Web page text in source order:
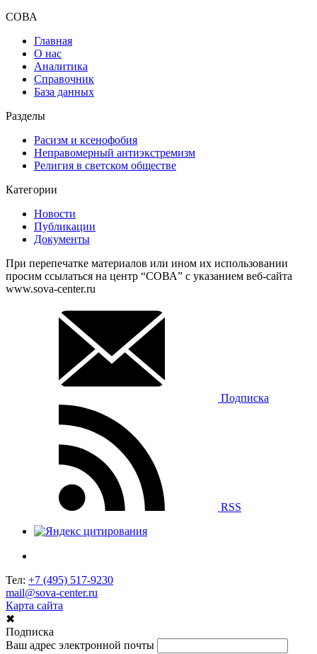
СОВА
Главная
О нас
Аналитика
Справочник
База данных
Разделы
Расизм и ксенофобия
Неправомерный антиэкстремизм
Религия в светском обществе
Категории
Новости
Публикации
Документы
При перепечатке материалов или ином их использовании
просим ссылаться на центр “СОВА” с указанием веб-сайта
www.sova-center.ru
Подписка
RSS
Тел: +7 (495) 517-9230
mail@sova-center.ru
Карта сайта
✖
Подписка
Ваш адрес электронной почты